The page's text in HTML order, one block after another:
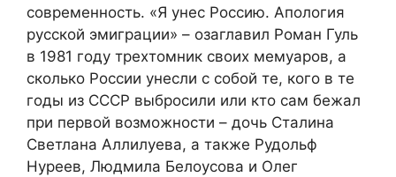
современность. «Я унес Россию. Апология
русской эмиграции» – озаглавил Роман Гуль
в 1981 году трехтомник своих мемуаров, а
сколько России унесли с собой те, кого в те
годы из СССР выбросили или кто сам бежал
при первой возможности – дочь Сталина
Светлана Аллилуева, а также Рудольф
Нуреев, Людмила Белоусова и Олег